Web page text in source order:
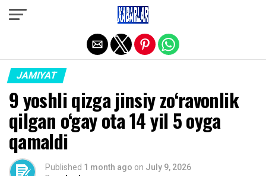
JAMIYAT
9 yoshli qizga jinsiy zo‘ravonlik
qilgan o‘gay ota 14 yil 5 oyga
qamaldi
Published 1 month ago on July 9, 2026
Exit mobile version